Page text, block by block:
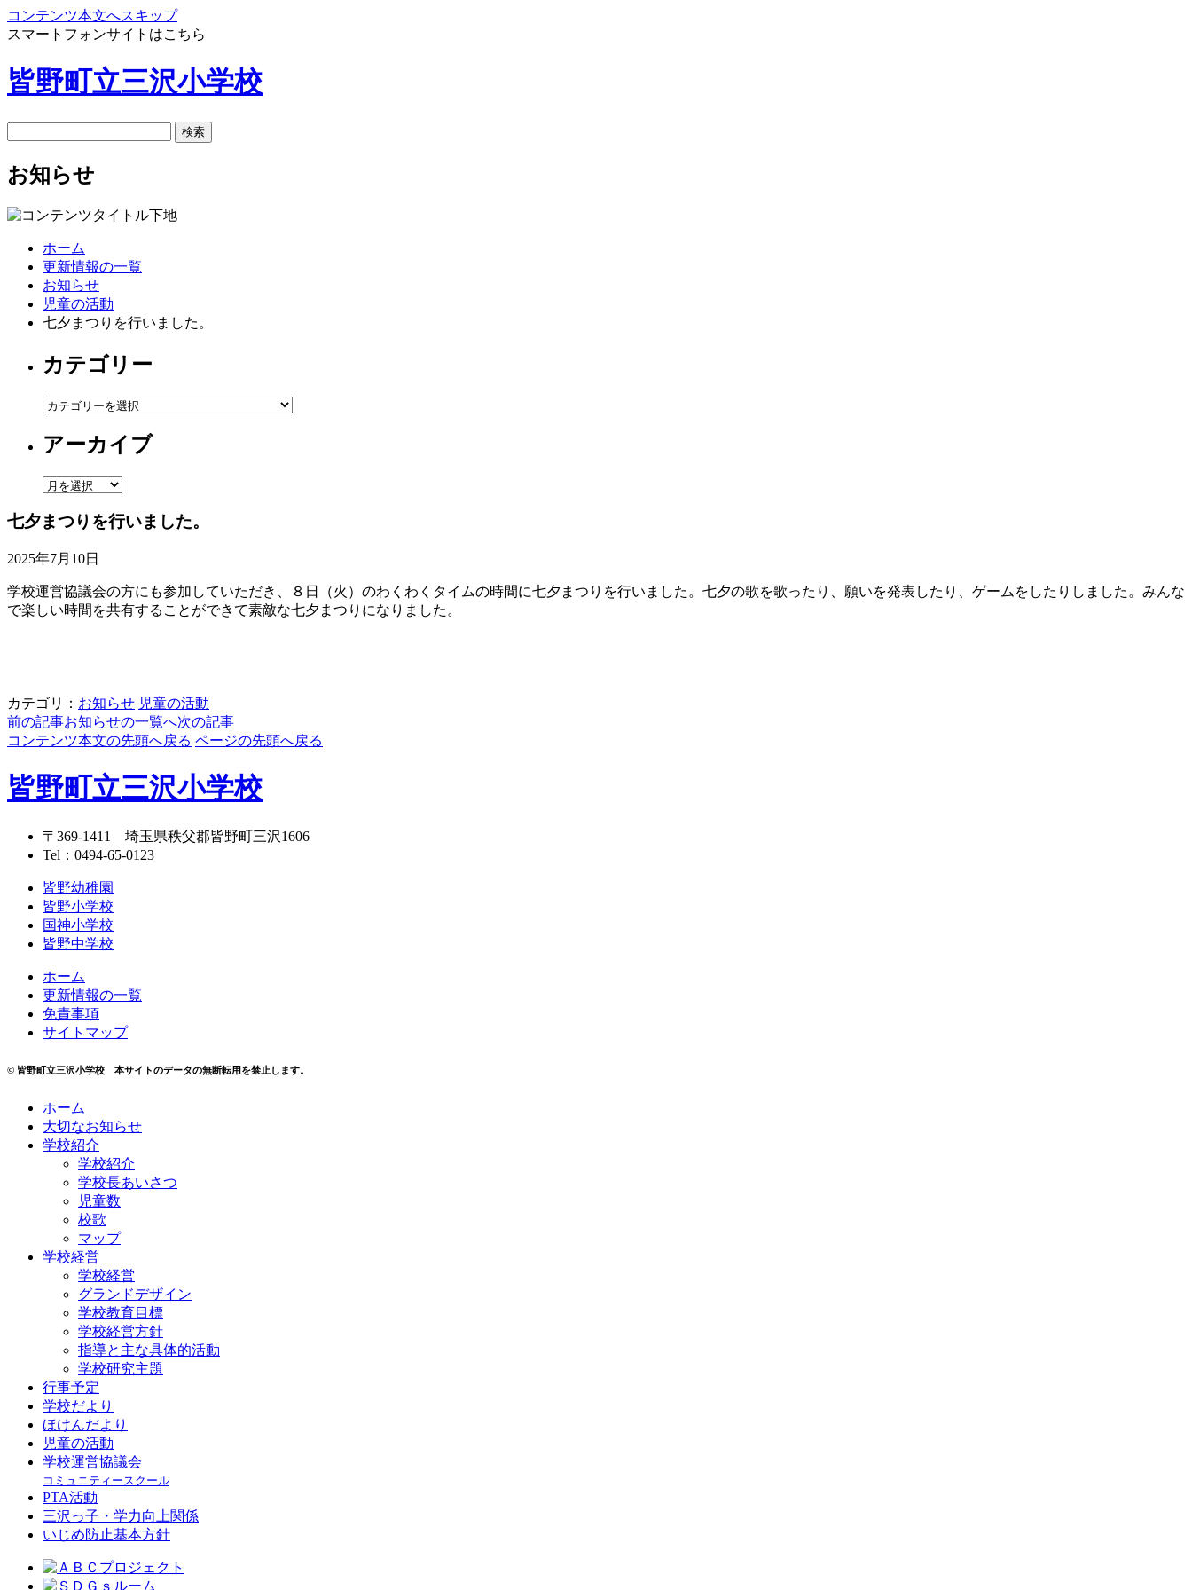
コンテンツ本文へスキップ
スマートフォンサイトはこちら
皆野町立三沢小学校
お知らせ
ホーム
更新情報の一覧
お知らせ
児童の活動
七夕まつりを行いました。
カテゴリー
カ
ゴ
ー
アーカイブ
ア
カ
ブ
七夕まつりを行いました。
2025年7月10日
学校運営協議会の方にも参加していただき、８日（火）のわくわくタイムの時間に七夕まつりを行いました。七夕の歌を歌ったり、願いを発表したり、ゲームをしたりしました。みんな
で楽しい時間を共有することができて素敵な七夕まつりになりました。
カテゴリ： お知らせ 児童の活動
前の記事お知らせの一覧へ次の記事
コンテンツ本文の先頭へ戻る ページの先頭へ戻る
皆野町立三沢小学校
〒369-1411 埼玉県秩父郡皆野町三沢1606
Tel： 0494-65-0123
皆野幼稚園
皆野小学校
国神小学校
皆野中学校
ホーム
更新情報の一覧
免責事項
サイトマップ
© 皆野町立三沢小学校 本サイトのデータの無断転用を禁止します。
ホーム
大切なお知らせ
学校紹介
学校紹介
学校長あいさつ
児童数
校歌
マップ
学校経営
学校経営
グランドデザイン
学校教育目標
学校経営方針
指導と主な具体的活動
学校研究主題
行事予定
学校だより
ほけんだより
児童の活動
学校運営協議会
コミュニティースクール
PTA活動
三沢っ子・学力向上関係
いじめ防止基本方針